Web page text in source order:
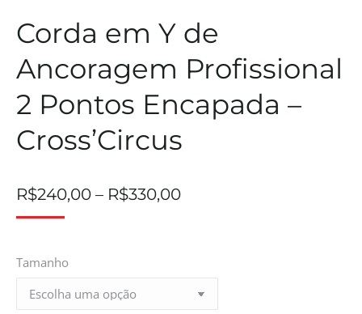
Corda em Y de
Ancoragem Profissional
2 Pontos Encapada –
Cross’Circus
R$240,00 – R$330,00
Tamanho